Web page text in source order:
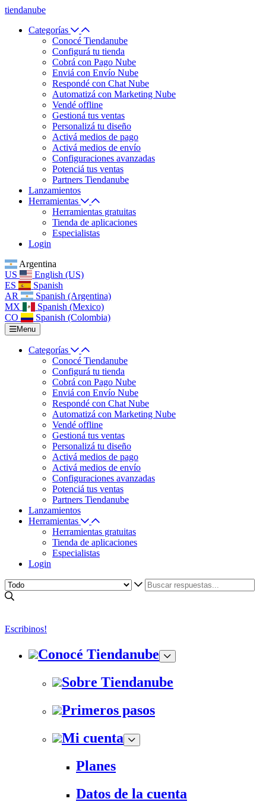
tiendanube
Categorías
Conocé Tiendanube
Configurá tu tienda
Cobrá con Pago Nube
Enviá con Envío Nube
Respondé con Chat Nube
Automatizá con Marketing Nube
Vendé offline
Gestioná tus ventas
Personalizá tu diseño
Activá medios de pago
Activá medios de envío
Configuraciones avanzadas
Potenciá tus ventas
Partners Tiendanube
Lanzamientos
Herramientas
Herramientas gratuitas
Tienda de aplicaciones
Especialistas
Login
Argentina
US
English (US)
ES
Spanish
AR
Spanish (Argentina)
MX
Spanish (Mexico)
CO
Spanish (Colombia)
Menu
Categorías
Conocé Tiendanube
Configurá tu tienda
Cobrá con Pago Nube
Enviá con Envío Nube
Respondé con Chat Nube
Automatizá con Marketing Nube
Vendé offline
Gestioná tus ventas
Personalizá tu diseño
Activá medios de pago
Activá medios de envío
Configuraciones avanzadas
Potenciá tus ventas
Partners Tiendanube
Lanzamientos
Herramientas
Herramientas gratuitas
Tienda de aplicaciones
Especialistas
Login
Escribinos!
Conocé Tiendanube
Sobre Tiendanube
Primeros pasos
Mi cuenta
Planes
Datos de la cuenta